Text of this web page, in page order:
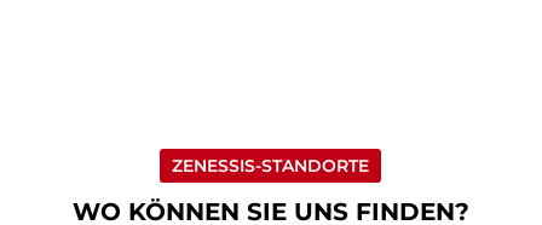
ZENESSIS-STANDORTE
WO KÖNNEN SIE UNS FINDEN?